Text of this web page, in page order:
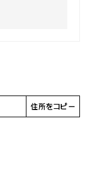
住所をコピー